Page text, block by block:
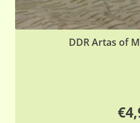
DDR Artas of
€